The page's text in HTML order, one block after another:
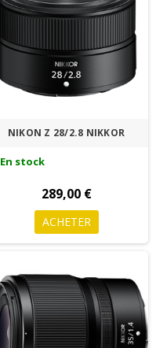
NIKON Z 28/2.8 NIKKOR
En stock
289,00 €
ACHETER